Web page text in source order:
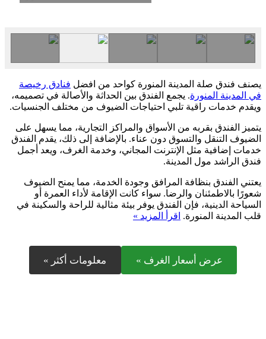
يصنف فندق صلة المدينة المنورة كواحد من افضل فنادق رخيصة
في المدينة المنورة. يجمع الفندق بين الحداثة والأصالة في تصميمه،
ويقدم خدمات راقية تلبي احتياجات الضيوف من مختلف الجنسيات.
يتميز الفندق بقربه من الأسواق والمراكز التجارية، مما يسهل على
الضيوف التنقل والتسوق دون عناء. بالإضافة إلى ذلك، يقدم الفندق
خدمات إضافية مثل الإنترنت المجاني، وخدمة الغرف، ويعد أجمل
فندق الراشد مول المدينة.
يعتني الفندق بنظافة المرافق وجودة الخدمة، مما يمنح الضيوف
شعورًا بالاطمئنان والرضا. سواء كانت الإقامة لأداء العمرة أو
السياحة الدينية، فإن الفندق يوفر بيئة مثالية للراحة والسكينة في
قلب المدينة المنورة. اقرأ المزيد »
عرض أسعار الغرف » معلومات أكثر »